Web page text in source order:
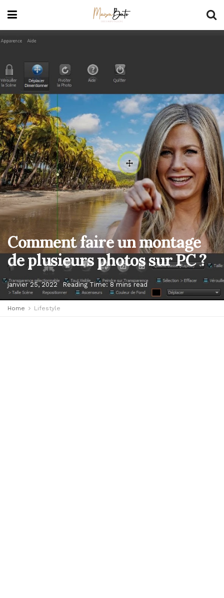
Comment faire un montage
de plusieurs photos sur PC ?
janvier 25, 2022 Reading Time: 8 mins read
Home Lifestyle